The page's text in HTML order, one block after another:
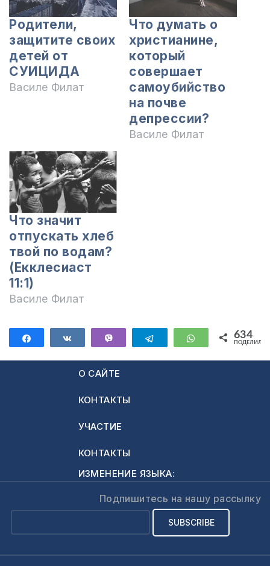
Родители,
защитите своих
детей от
СУИЦИДА
Василе Филат
Что думать о
христианине,
который
совершает
самоубийство
на почве
депрессии?
Василе Филат
Что значит
отпускать хлеб
твой по водам?
(Екклесиаст
11:1)
Василе Филат
ПоделитьсяПоделиться Telegram WhatsApp
634
О САЙТЕ
КОНТАКТЫ
УЧАСТИЕ
КОНТАКТЫ
ИЗМЕНЕНИЕ ЯЗЫКА:
Подпишитесь на нашу рассылку